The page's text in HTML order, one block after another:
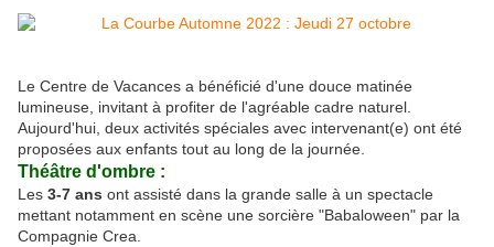
Le Centre de Vacances a bénéficié d'une douce matinée
lumineuse, invitant à profiter de l'agréable cadre naturel.
Aujourd'hui, deux activités spéciales avec intervenant(e) ont été
proposées aux enfants tout au long de la journée.
Théâtre d'ombre :
Les 3-7 ans ont assisté dans la grande salle à un spectacle
mettant notamment en scène une sorcière "Babaloween" par la
Compagnie Crea.